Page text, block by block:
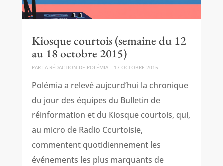
Kiosque courtois (semaine du 12
au 18 octobre 2015)
PAR LA RÉDACTION DE POLÉMIA| 17 OCTOBRE 2015
Polémia a relevé aujourd’hui la chronique
du jour des équipes du Bulletin de
réinformation et du Kiosque courtois, qui,
au micro de Radio Courtoisie,
commentent quotidiennement les
événements les plus marquants de